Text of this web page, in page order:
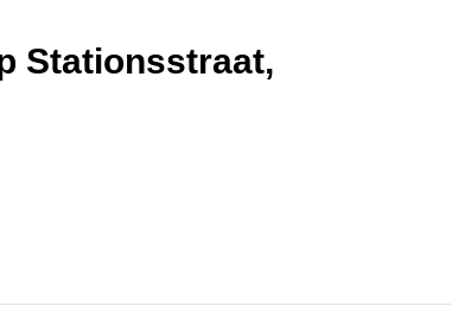
Stationsstraat,